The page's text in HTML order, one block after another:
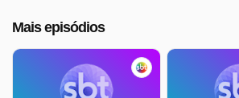
Mais episódios